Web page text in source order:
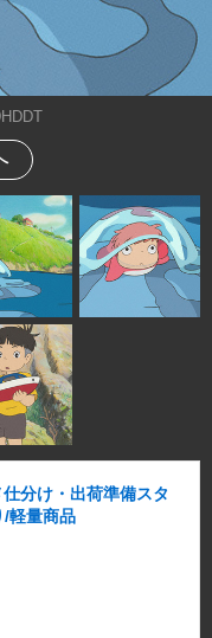
分け・出荷準備スタ
/軽量商品